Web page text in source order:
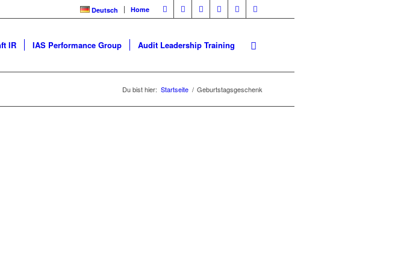
Deutsch Home
IR IAS Performance Group Audit Leadership Training
Du bist hier: Startseite / Geburtstagsgeschenk